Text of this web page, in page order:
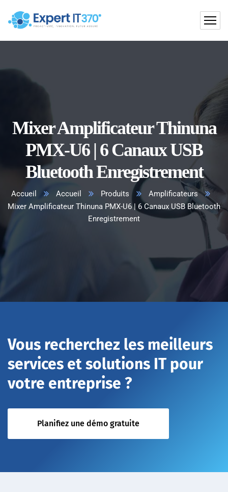
Mixer Amplificateur Thinuna
PMX-U6 | 6 Canaux USB
Bluetooth Enregistrement
Accueil Accueil Produits
Amplificateurs
Mixer Amplificateur Thinuna PMX-U6 | 6 Canaux USB Bluetooth
Enregistrement
Vous recherchez les meilleurs
services et solutions IT pour
votre entreprise ?
Planifiez une démo gratuite